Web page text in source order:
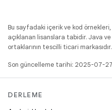
Bu sayfadaki içerik ve kod örnekleri,
açıklanan lisanslara tabidir. Java
ortaklarının tescilli ticari markasıdır.
Son güncelleme tarihi: 2025-07-
DERLEME